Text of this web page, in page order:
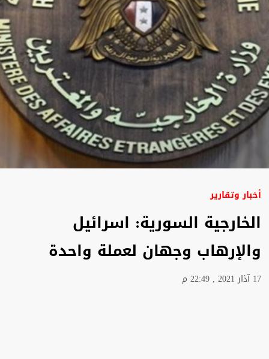
أخبار وتقارير
الخارجية السورية: اسرائيل
والإرهاب وجهان لعملة واحدة
17 آذار 2021 , 22:49 م